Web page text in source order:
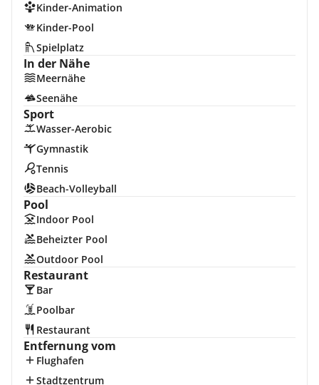
Kinder-Animation
Kinder-Pool
Spielplatz
In der Nähe
Meernähe
Seenähe
Sport
Wasser-Aerobic
Gymnastik
Tennis
Beach-Volleyball
Pool
Indoor Pool
Beheizter Pool
Outdoor Pool
Restaurant
Bar
Poolbar
Restaurant
Entfernung vom
Flughafen
Stadtzentrum